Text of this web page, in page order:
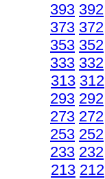
393 392
373 372
353 352
333 332
313 312
293 292
273 272
253 252
233 232
213 212